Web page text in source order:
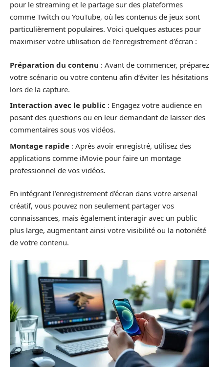
pour le streaming et le partage sur des plateformes
comme Twitch ou YouTube, où les contenus de jeux sont
particulièrement populaires. Voici quelques astuces pour
maximiser votre utilisation de l’enregistrement d’écran :
Préparation du contenu : Avant de commencer, préparez
votre scénario ou votre contenu afin d’éviter les hésitations
lors de la capture.
Interaction avec le public : Engagez votre audience en
posant des questions ou en leur demandant de laisser des
commentaires sous vos vidéos.
Montage rapide : Après avoir enregistré, utilisez des
applications comme iMovie pour faire un montage
professionnel de vos vidéos.
En intégrant l’enregistrement d’écran dans votre arsenal
créatif, vous pouvez non seulement partager vos
connaissances, mais également interagir avec un public
plus large, augmentant ainsi votre visibilité ou la notoriété
de votre contenu.